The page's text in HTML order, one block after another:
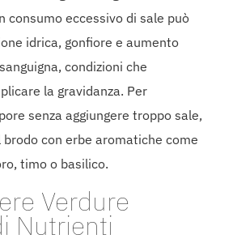
consumo eccessivo di sale può
idrica, gonfiore e aumento
condizioni che
la gravidanza. Per
senza aggiungere troppo sale,
con erbe aromatiche come
timo o basilico.
Verdure
Nutrienti